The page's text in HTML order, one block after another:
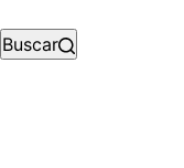
Buscar